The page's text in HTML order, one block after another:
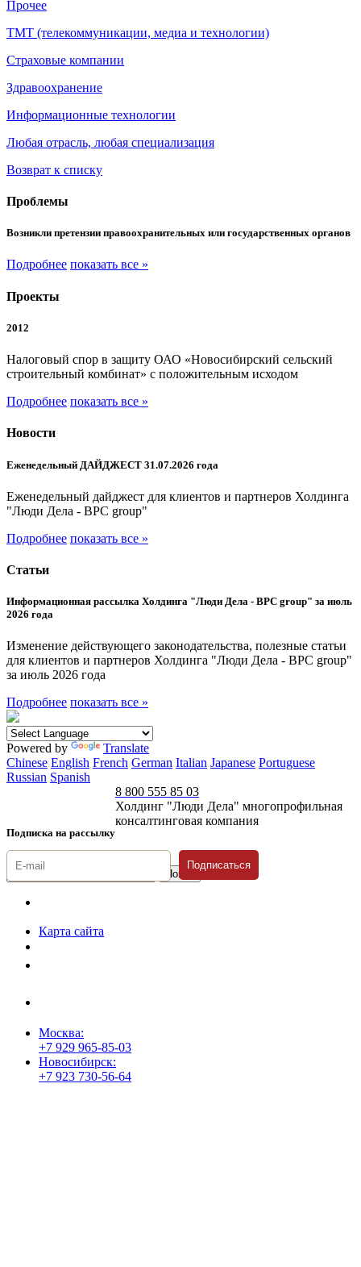
Прочее
ТМТ (телекоммуникации, медиа и технологии)
Страховые компании
Здравоохранение
Информационные технологии
Любая отрасль, любая специализация
Возврат к списку
Проблемы
Возникли претензии правоохранительных или государственных органов
Подробнее показать все »
Проекты
2012
Налоговый спор в защиту ОАО «Новосибирский сельский
строительный комбинат» с положительным исходом
Подробнее показать все »
Новости
Еженедельный ДАЙДЖЕСТ 31.07.2026 года
Еженедельный дайджест для клиентов и партнеров Холдинга
"Люди Дела - BPC group"
Подробнее показать все »
Статьи
Информационная рассылка Холдинга "Люди Дела - BPC group" за июль
2026 года
Изменение действующего законодательства, полезные статьи
для клиентов и партнеров Холдинга "Люди Дела - BPC group"
за июль 2026 года
Подробнее показать все »
Powered by
Translate
Chinese English French German Italian Japanese Portuguese
Russian Spanish
Подписка на рассылку
8 800 555 85 03
Холдинг "Люди Дела" многопрофильная
консалтинговая компания
Подписаться
Карта сайта
Москва:
+7 929 965-85-03
Новосибирск:
+7 923 730-56-64